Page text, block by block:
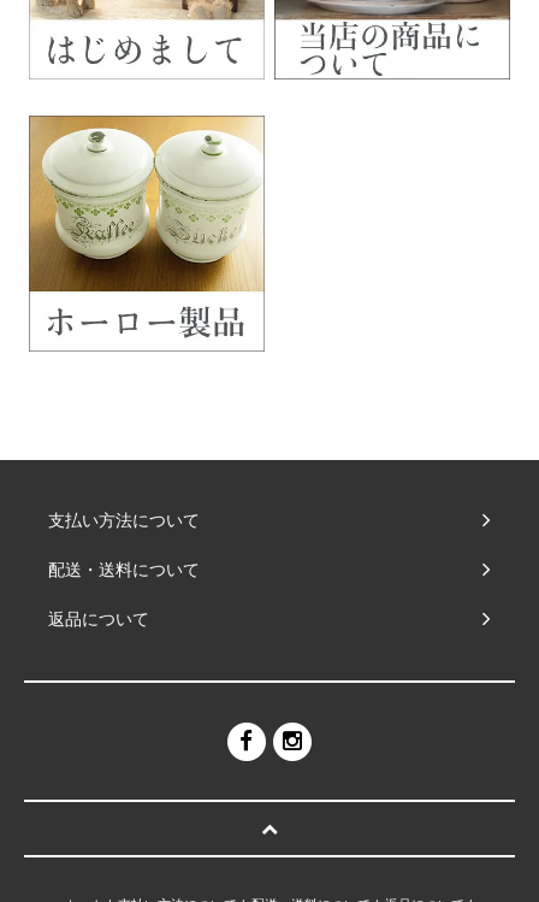
支払い方法について
配送・送料について
返品について